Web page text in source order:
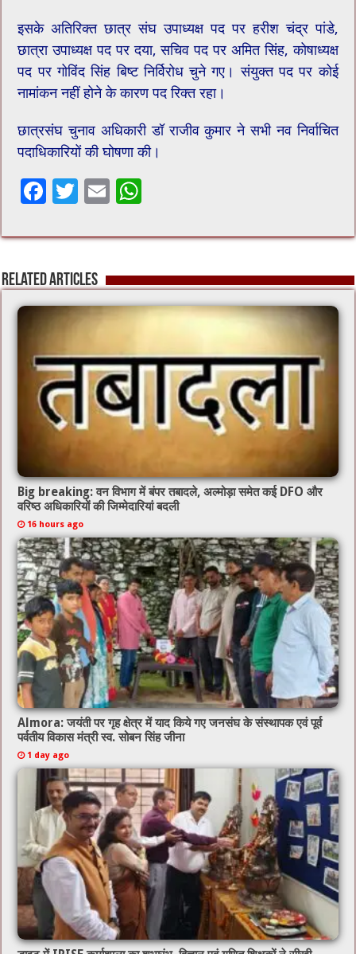
इसके अतिरिक्त छात्र संघ उपाध्यक्ष पद पर हरीश चंद्र पांडे,
छात्रा उपाध्यक्ष पद पर दया, सचिव पद पर अमित सिंह, कोषाध्यक्ष
पद पर गोविंद सिंह बिष्ट निर्विरोध चुने गए। संयुक्त पद पर कोई
नामांकन नहीं होने के कारण पद रिक्त रहा।
छात्रसंघ चुनाव अधिकारी डॉ राजीव कुमार ने सभी नव निर्वाचित
पदाधिकारियों की घोषणा की।
F
e
b
o
o
k
T
tt
er
E
ai
l
at
sA
p
p
Related Articles
Big breaking: वन विभाग में बंपर तबादले, अल्मोड़ा समेत कई DFO और
वरिष्ठ अधिकारियों की जिम्मेदारियां बदली
16 hours ago
Almora: जयंती पर गृह क्षेत्र में याद किये गए जनसंघ के संस्थापक एवं पूर्व
पर्वतीय विकास मंत्री स्व. सोबन सिंह जीना
1 day ago